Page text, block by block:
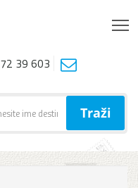
72 39 603
Traži